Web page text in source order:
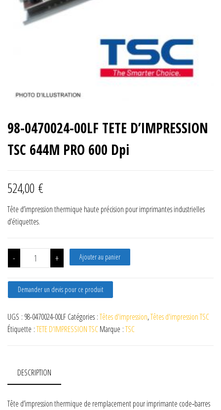
98-0470024-00LF TETE D’IMPRESSION
TSC 644M PRO 600 Dpi
524,00 €
Tête d’impression thermique haute précision pour imprimantes industrielles
d’étiquettes.
- quantité de 98-0470024-00LF TETE D'IMPRESSION TSC 644M
+ Ajouter au panier
Demander un devis pour ce produit
UGS : 98-0470024-00LFCatégories :Têtes d'impression,Têtes d'impression TSC
Étiquette :TETE D'IMPRESSION TSCMarque :TSC
DESCRIPTION
Tête d’impression thermique de remplacement pour imprimante code‑barres